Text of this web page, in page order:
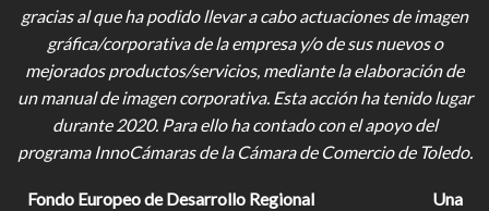
gracias al que ha podido llevar a cabo actuaciones de imagen
gráfica/corporativa de la empresa y/o de sus nuevos o
mejorados productos/servicios, mediante la elaboración de
un manual de imagen corporativa. Esta acción ha tenido lugar
durante 2020. Para ello ha contado con el apoyo del
programa InnoCámaras de la Cámara de Comercio de Toledo.
Fondo Europeo de Desarrollo Regional
Una